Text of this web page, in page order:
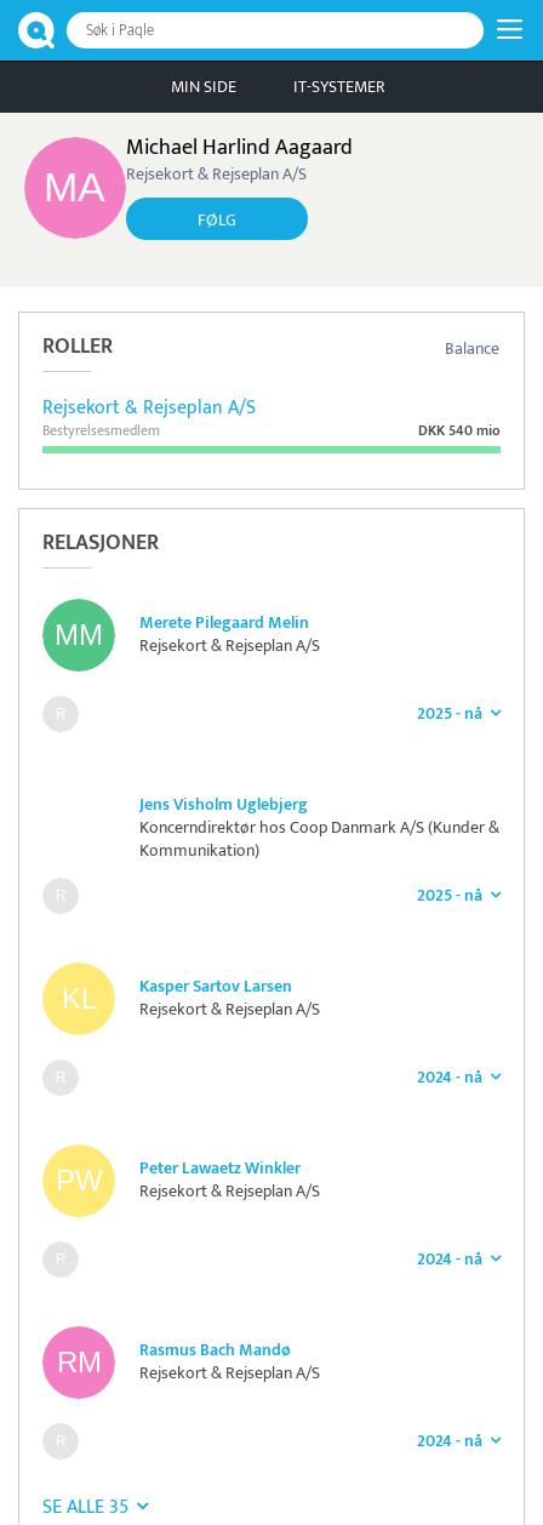
Søk i Paqle
MIN SIDE IT-SYSTEMER
Michael Harlind Aagaard
Rejsekort & Rejseplan A/S
FØLG
Balance
ROLLER
Rejsekort & Rejseplan A/S
DKK 540 mio
Bestyrelsesmedlem
RELASJONER
Merete Pilegaard Melin
Rejsekort & Rejseplan A/S
2025 - nå
Jens Visholm Uglebjerg
Koncerndirektør hos Coop Danmark A/S (Kunder &
Kommunikation)
2025 - nå
Kasper Sartov Larsen
Rejsekort & Rejseplan A/S
2024 - nå
Peter Lawaetz Winkler
Rejsekort & Rejseplan A/S
2024 - nå
Rasmus Bach Mandø
Rejsekort & Rejseplan A/S
2024 - nå
SE ALLE 35